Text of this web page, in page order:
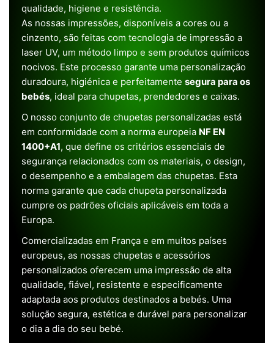
qualidade, higiene e resistência.
As nossas impressões, disponíveis a cores ou a
cinzento, são feitas com tecnologia de impressão a
laser UV, um método limpo e sem produtos químicos
nocivos. Este processo garante uma personalização
duradoura, higiénica e perfeitamente segura para os
bebés, ideal para chupetas, prendedores e caixas.
O nosso conjunto de chupetas personalizadas está
em conformidade com a norma europeia NF EN
1400+A1, que define os critérios essenciais de
segurança relacionados com os materiais, o design,
o desempenho e a embalagem das chupetas. Esta
norma garante que cada chupeta personalizada
cumpre os padrões oficiais aplicáveis em toda a
Europa.
Comercializadas em França e em muitos países
europeus, as nossas chupetas e acessórios
personalizados oferecem uma impressão de alta
qualidade, fiável, resistente e especificamente
adaptada aos produtos destinados a bebés. Uma
solução segura, estética e durável para personalizar
o dia a dia do seu bebé.